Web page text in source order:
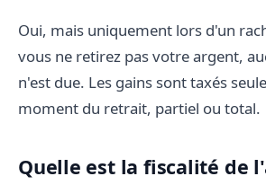
Oui, mais uniquement lors d'un
vous ne retirez pas votre argent,
n'est due. Les gains sont taxés
moment du retrait, partiel ou total.
Quelle est la fiscalité de